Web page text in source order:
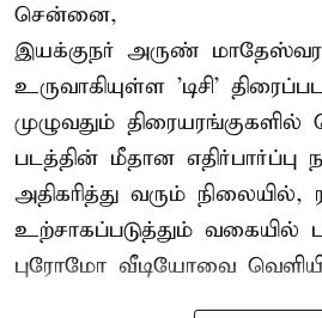
சென்னை,
இயக்குநர் அருண்
உருவாகியுள்ள 'டிசி'
முழுவதும்
படத்தின் மீதான எதிர்பார்ப்பு
அதிகரித்து வரும்
உற்சாகப்படுத்தும் வகையில்
புரோமோ வீடியோவை